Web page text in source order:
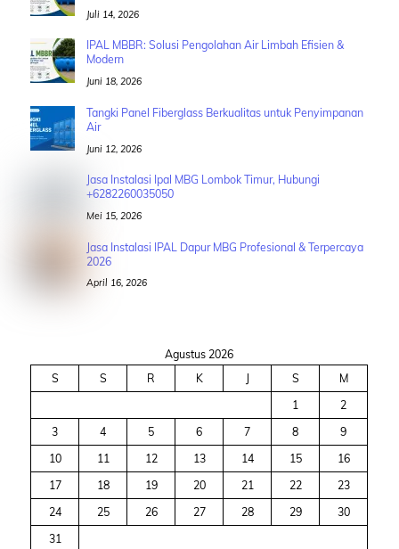
Juli 14, 2026
IPAL MBBR: Solusi Pengolahan Air Limbah Efisien &
Modern
Juni 18, 2026
Tangki Panel Fiberglass Berkualitas untuk Penyimpanan
Air
Juni 12, 2026
Jasa Instalasi Ipal MBG Lombok Timur, Hubungi
+6282260035050
Mei 15, 2026
Jasa Instalasi IPAL Dapur MBG Profesional & Terpercaya
2026
April 16, 2026
Agustus 2026
S
S R K S
M
1
2
3
4 5 6 7 8
9
10
11 12 13 14 15
16
17
18 19 20 21 22
23
24
25 26 27 28 29
30
31